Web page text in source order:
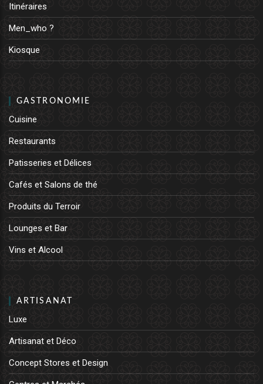
Itinéraires
Men_who ?
Kiosque
GASTRONOMIE
Cuisine
Restaurants
Patisseries et Délices
Cafés et Salons de thé
Produits du Terroir
Lounges et Bar
Vins et Alcool
ARTISANAT
Luxe
Artisanat et Déco
Concept Stores et Design